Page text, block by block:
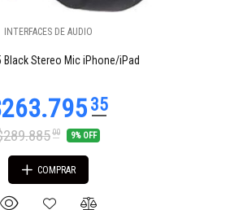
INTERFACES DE AUDIO
Black Stereo Mic iPhone/iPad
00 9% OFF
COMPRAR